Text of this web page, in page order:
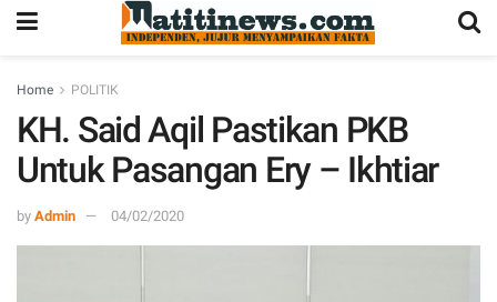
Home POLITIK
KH. Said Aqil Pastikan PKB
Untuk Pasangan Ery – Ikhtiar
by Admin 04/02/2020